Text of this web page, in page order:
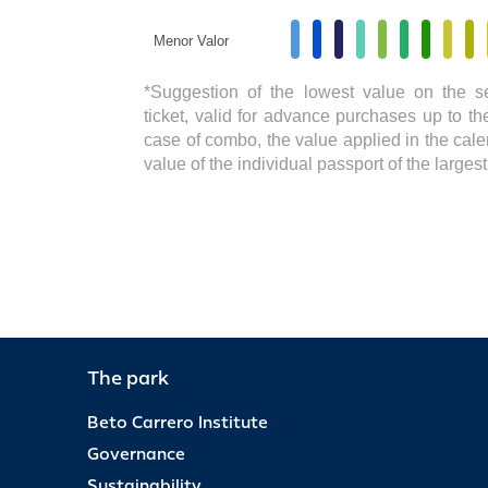
Menor Valor
*Suggestion of the lowest value on the
ticket, valid for advance purchases up to
case of combo, the value applied in the
value of the individual passport of the
The park
Beto Carrero Institute
Governance